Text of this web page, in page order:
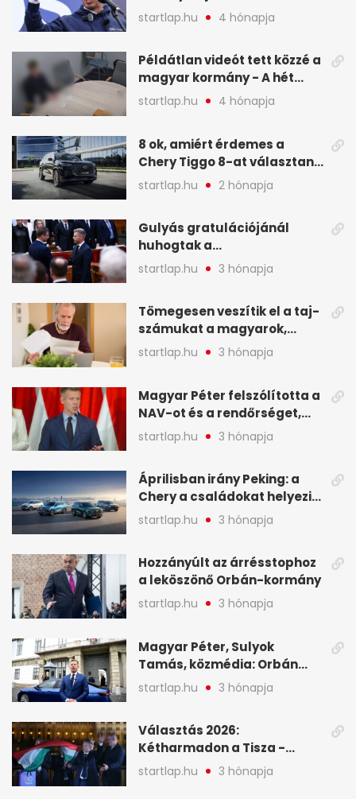
nyeri a választást - A hét
legfontosabb hírei
startlap.hu 4 hónapja
Példátlan videót tett közzé a
magyar kormány - A hét
legfontosabb hírei
képekben
startlap.hu 4 hónapja
8 ok, amiért érdemes a
Chery Tiggo 8-at választani!
(X)
startlap.hu 2 hónapja
Gulyás gratulációjánál
huhogtak a
leghangosabban, miután
Magyart miniszterelnökké
legfontosabb hírei
képekben
startlap.hu 3 hónapja
Tömegesen veszítik el a taj-
számukat a magyarok,
sokak ellen eljárást indít a
NAV - A hét hírei képekben
startlap.hu 3 hónapja
Magyar Péter felszólította a
NAV-ot és a rendőrséget,
tartóztassák le a NER-es
oligarchákat - A hét
startlap.hu 3 hónapja
Áprilisban irány Peking: a
Chery a családokat helyezi
globális mobilitási
programja középpontjába
startlap.hu 3 hónapja
Hozzányúlt az árrésstophoz
a leköszönő Orbán-kormány
startlap.hu 3 hónapja
Magyar Péter, Sulyok
Tamás, közmédia: Orbán
Viktor április 13. óta hallgat,
közben pörögnek az
startlap.hu 3 hónapja
Választás 2026:
Kétharmadon a Tisza -
mutatjuk, hogyan alakulnak
a mandátumok
startlap.hu 3 hónapja